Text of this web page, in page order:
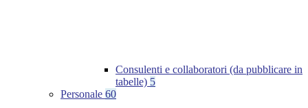
Consulenti e collaboratori (da pubblicare in
tabelle) 5
Personale 60